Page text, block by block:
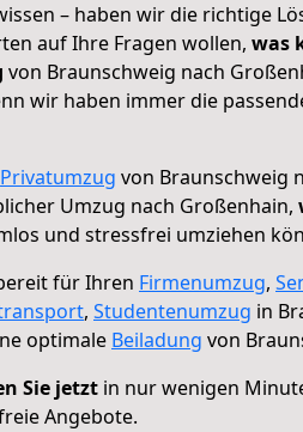
– haben wir die richtige
auf Ihre Fragen wollen, was
von Braunschweig nach
wir haben immer die
Privatumzug von Braunschweig
Umzug nach Großenhain,
und stressfrei umziehen
für Ihren Firmenumzug,
, Studentenumzug in
optimale Beiladung von
Sie jetzt in nur wenigen
Angebote.